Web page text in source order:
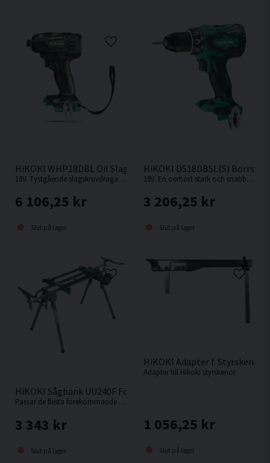
HiKOKI WHP18DBL Oil Slagskruvdragare 18V
18V. Tystgående slagskruvdragare med oljedämpning, perfekt i bullerkänsliga miljöer.
6 106,25 kr
Slut på lager
HiKOKI DS18DBSL(S)
18V. En oerhört stark och snabb kompakt borrskruvdragare från Hikoki.
3 206,25 kr
Slut på lager
HiKOKI Sågbänk UU240F För Kap-/Gersåg
Passar de flesta förekommande kap-/gersågar.
3 343 kr
Slut på lager
HiKOKI Adapter f. Styrskena
Adapter till Hikoki styrskenor.
1 056,25 kr
Slut på lager